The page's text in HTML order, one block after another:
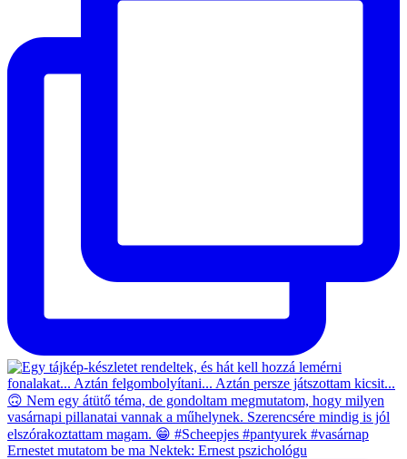
Ernestet mutatom be ma Nektek: Ernest pszichológu